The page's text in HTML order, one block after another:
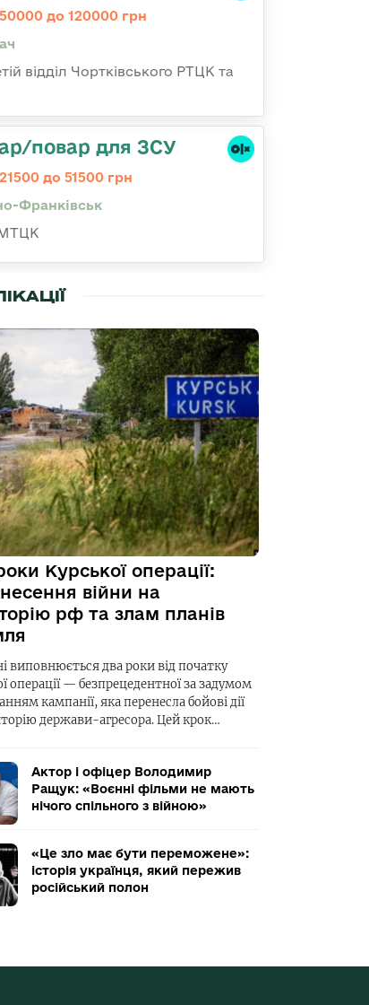
50000 до 120000 грн
відділ Чортківського РТЦК та
повар для ЗСУ
до 51500 грн
Франківськ
Курської операції:
війни на
рф та злам планів
виповнюється два роки від початку
операції — безпрецедентної за задумом
кампанії, яка перенесла бойові дії
держави-агресора. Цей крок…
Актор і офіцер Володимир
Ращук: «Воєнні фільми не мають
нічого спільного з війною»
«Це зло має бути переможене»:
історія українця, який пережив
російський полон